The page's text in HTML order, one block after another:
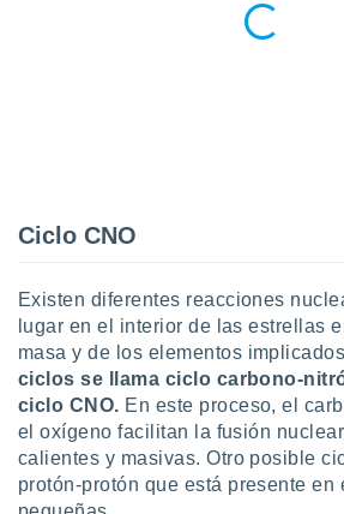
Ciclo CNO
Existen diferentes reacciones
lugar en el interior de las estrellas
masa y de los elementos
ciclos se llama ciclo carbono-
ciclo CNO. En este proceso, el
el oxígeno facilitan la fusión
calientes y masivas. Otro posible
protón-protón que está presente en